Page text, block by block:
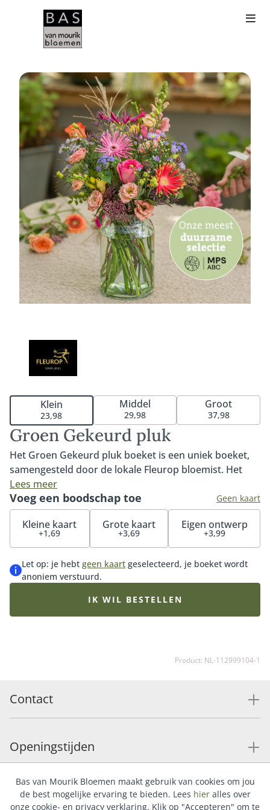
Groen Gekeurd pluk
Het Groen Gekeurd pluk boeket is een uniek boeket,
samengesteld door de lokale Fleurop bloemist. Het
boeket bestaat uit duurzaam gekwalificeerde MPS-A+
en MPS-A kwaliteitsbloemen die op het moment van
bestellen goed beschikbaar zijn. MPS- ABC is het
wereldwijde certificaat dat duurzaamheid van
duurzame en groene keuze uit het Fleurop
assortiment. Het afgebeelde boeket is een voorbeeld
van het middelformaat. Omdat het boeket wordt
samengesteld met de mooiste bloemen die op dat
iets afwijken van het voorbeeld, afhankelijk van de
Lees meer
Klein
23,98
Middel
29,98
Groot
37,98
Voeg een boodschap toe Geen kaart
Kleine kaart
+1,69
Grote kaart
+3,69
Eigen ontwerp
+3,99
Let op: je hebt geen kaart geselecteerd, je boeket wordt
anoniem verstuurd.
IK WIL BESTELLEN
Product: NL-112999104-1
Contact
Openingstijden
Service
Bas van Mourik Bloemen maakt gebruik van cookies om jou
de best mogelijke ervaring te bieden. Lees hieralles over
onze cookie- en privacy verklaring. Klik op "Accepteren" om te